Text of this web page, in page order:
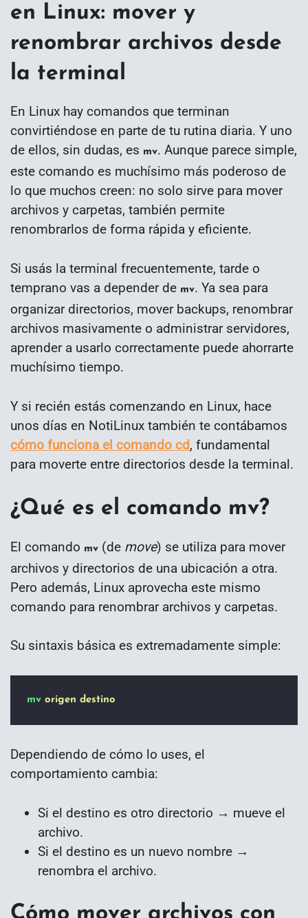
en Linux: mover y
renombrar archivos desde
la terminal
En Linux hay comandos que terminan
convirtiéndose en parte de tu rutina diaria. Y uno
de ellos, sin dudas, es mv. Aunque parece simple,
este comando es muchísimo más poderoso de
lo que muchos creen: no solo sirve para mover
archivos y carpetas, también permite
renombrarlos de forma rápida y eficiente.
Si usás la terminal frecuentemente, tarde o
temprano vas a depender de mv. Ya sea para
organizar directorios, mover backups, renombrar
archivos masivamente o administrar servidores,
aprender a usarlo correctamente puede ahorrarte
muchísimo tiempo.
Y si recién estás comenzando en Linux, hace
unos días en NotiLinux también te contábamos
cómo funciona el comando cd, fundamental
para moverte entre directorios desde la terminal.
¿Qué es el comando mv?
El comando mv (de move) se utiliza para mover
archivos y directorios de una ubicación a otra.
Pero además, Linux aprovecha este mismo
comando para renombrar archivos y carpetas.
Su sintaxis básica es extremadamente simple:
mv origen destino
Dependiendo de cómo lo uses, el
comportamiento cambia:
Si el destino es otro directorio → mueve el
archivo.
Si el destino es un nuevo nombre →
renombra el archivo.